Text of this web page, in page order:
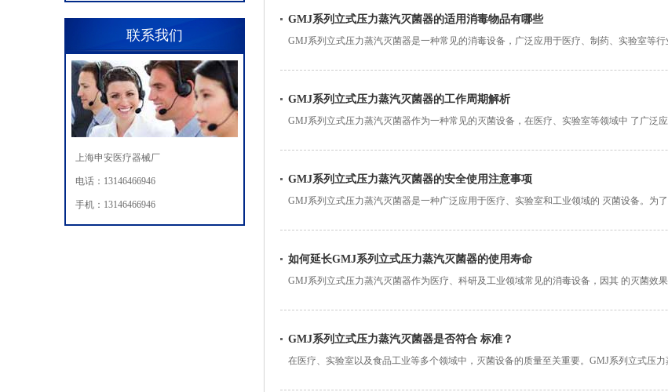
联系我们
上海申安医疗器械厂
电话：13146466946
手机：13146466946
GMJ系列立式压力蒸汽灭菌器的适用消毒物品有哪些
GMJ系列立式压力蒸汽灭菌器是一种常见的消毒设备，广泛应用于医疗、制药、实验室等
GMJ系列立式压力蒸汽灭菌器的工作周期解析
GMJ系列立式压力蒸汽灭菌器作为一种常见的灭菌设备，在医疗、实验室等领域中 了广泛
GMJ系列立式压力蒸汽灭菌器的安全使用注意事项
GMJ系列立式压力蒸汽灭菌器是一种广泛应用于医疗、实验室和工业领域的 灭菌设备。为
如何延长GMJ系列立式压力蒸汽灭菌器的使用寿命
GMJ系列立式压力蒸汽灭菌器作为医疗、科研及工业领域常见的消毒设备，因其 的灭菌效
GMJ系列立式压力蒸汽灭菌器是否符合 标准？
在医疗、实验室以及食品工业等多个领域中，灭菌设备的质量至关重要。GMJ系列立式压